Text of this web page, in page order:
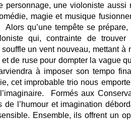
personnage, une violoniste aussi
magie et musique
qu’une tempête se
qui, contrainte de
souffle un vent nouveau, mettant
de ruse pour dompter la vague
à imposer son tempo
cet improbable trio nous
Formés aux
de l’humour et imagination
Ensemble, ils offrent un